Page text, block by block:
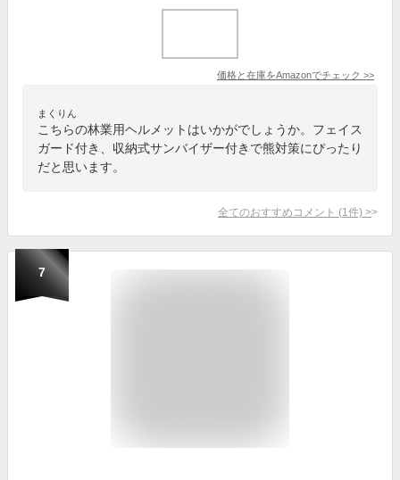
価格と在庫をAmazonでチェック >>
まくりん
こちらの林業用ヘルメットはいかがでしょうか。フェイス
ガード付き、収納式サンバイザー付きで熊対策にぴったり
だと思います。
全てのおすすめコメント (1 件) >
7